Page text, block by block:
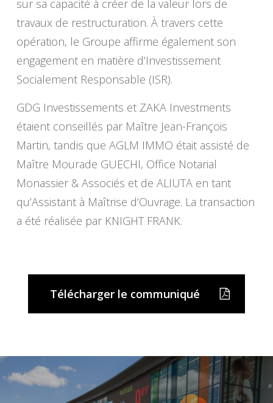
sur sa capacité à créer de la valeur lors de
travaux de restructuration. À travers cette
opération, le Groupe affirme également son
engagement en matière d’Investissement
Socialement Responsable (ISR).
GDG Investissements et ZAKA Investments
étaient conseillés par Maître Jean-François
Martin, tandis que AGLM IMMO était assisté de
Maître Mourade GUECHI, Office Notarial
Monassier & Associés et de ALIUTA en tant
qu’Assistant à Maîtrise d’Ouvrage. La transaction
a été réalisée par KNIGHT FRANK.
Télécharger le communiqué